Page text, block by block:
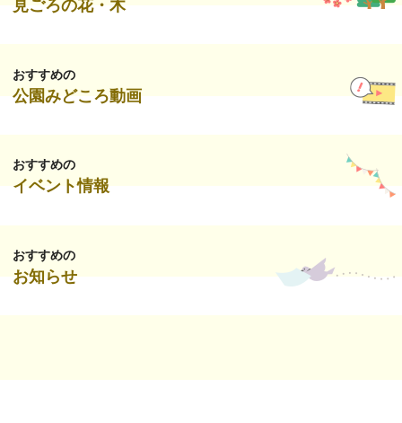
見ごろの花・木
おすすめの
公園みどころ動画
おすすめの
イベント情報
おすすめの
お知らせ